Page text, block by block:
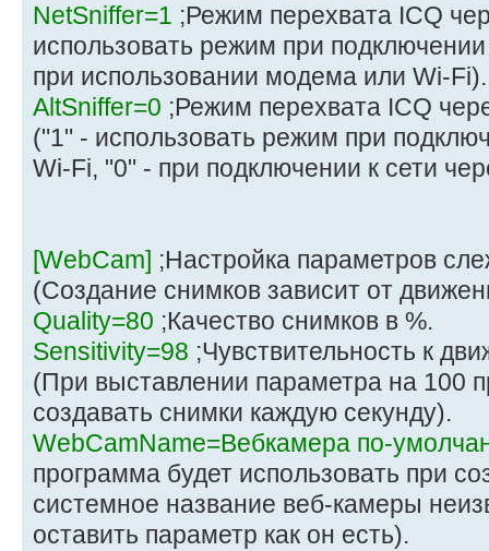
NetSniffer=1 ;Режим перехвата ICQ
использовать режим при
при использовании модема или Wi-Fi).
AltSniffer=0 ;Режим перехвата ICQ
("1" - использовать режим при
Wi-Fi, "0" - при подключении к сети
[WebCam] ;Настройка параметров
(Создание снимков зависит от
Quality=80 ;Качество снимков в %.
Sensitivity=98 ;Чувствительность к
(При выставлении параметра на 100
создавать снимки каждую секунду).
WebCamName=Вебкамера по-
программа будет использовать при
системное название веб-камеры
оставить параметр как он есть).